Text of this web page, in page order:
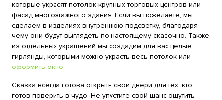
которые украсят потолок крупных торговых центров или
фасад многоэтажного здания. Если вы пожелаете, мы
сделаем в изделиях внутреннюю подсветку, благодаря
чему они будут выглядеть по-настоящему сказочно. Также
из отдельных украшений мы создадим для вас целые
гирлянды, которыми можно украсть весь потолок или
оформить окно.
Сказка всегда готова открыть свои двери для тех, кто
готов поверить в чудо. Не упустите свой шанс ощутить